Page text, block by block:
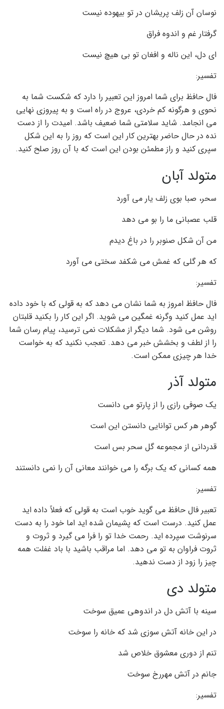
نوسان آن زلف پریشان در تو بیهوده نیست
گرفتار غم و اندوه فراق
ای دل، این ناله و افغان تو بی هیچ نیست
تفسیر:
فال حافظ برای شما امروز این تعبیر را دارد که شکست شما به
نحوی و هرگونه کم خردی، عروج در راه است و به پیروزی نهایی
می انجامد. شاید سلامتی شما ضعیف باشد. امیدت را از دست
نده در حال حاضر بهترین کار این است که روز را به این شکل
سپری کنید و راز مطمئن بودن این است که با آن روز صلح کنید.
متولد آبان
سحر، صبا بوی زلف یار می آورد
قلب عصبانی ما را بو می دهد
من آن شکل صنوبر را در باغ دیدم
که هر گلی که غمش می شکفد سختی می آورد
تفسیر:
فال حافظ امروز به شما نشان می دهد که به قولی که با خود داده
اید عمل کنید وگرنه غمگین می شوید. اگر این کار را بکنید قلبتان
روشن می شود. شما دیگر از مشکلات نمی ترسید، پیام رسان شما
را از لطف و بخشش خبر می دهد. تعجب نکنید که به خواست
خدا هر چیزی ممکن است.
متولد آذر
یک صوفی رازی را از پارتو می دانست
گوهر هر کس توانایی دانستن این است
قدردانی از مجموعه گل سحر بس است
همه کسانی که یک برگه را می خوانند معانی آن را نمی دانستند
تفسیر:
تعبیر فال حافظ می گوید خوب است به قولی که فعلاً داده اید
عمل کنید. درست است که پشیمان شده اید اما خود را به دست
سرنوشت سپرده اید. رحمت خدا تو را فرا می گیرد و ثروت و
ثروت فراوان به تو می دهد. اما مراقب باشید با باد غفلت همه
چیز را زود از دست ندهید.
متولد دی
سینه با آتش دل در اندوهی عمیق سوخت
در این خانه آتش سوزی شد که خانه را سوخت
تنم از دوری معشوق خلاص شد
جانم در آتش مهررخ سوخت
تفسیر: